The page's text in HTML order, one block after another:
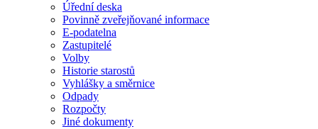
Úřední deska
Povinně zveřejňované informace
E-podatelna
Zastupitelé
Volby
Historie starostů
Vyhlášky a směrnice
Odpady
Rozpočty
Jiné dokumenty